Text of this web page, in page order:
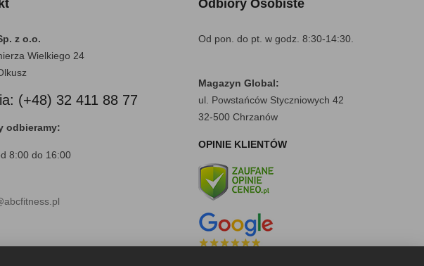
z o.o.
Wielkiego 24
(+48) 32 411 88 77
odbieramy:
8:00 do 16:00
Odbiory Osobiste
Od pon. do pt. w godz. 8:30-14:30.
Magazyn Global:
ul. Powstańców Styczniowych 42
32-500 Chrzanów
OPINIE KLIENTÓW